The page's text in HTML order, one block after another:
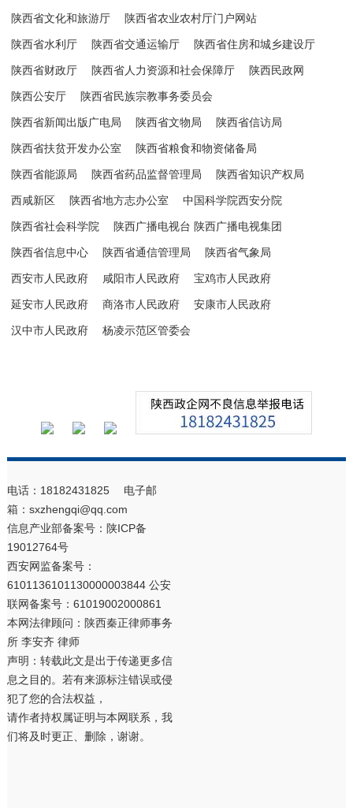
陕西省文化和旅游厅 陕西省农业农村厅门户网站
陕西省水利厅 陕西省交通运输厅 陕西省住房和城乡建设厅
陕西省财政厅 陕西省人力资源和社会保障厅 陕西民政网
陕西公安厅 陕西省民族宗教事务委员会
陕西省新闻出版广电局 陕西省文物局 陕西省信访局
陕西省扶贫开发办公室 陕西省粮食和物资储备局
陕西省能源局 陕西省药品监督管理局 陕西省知识产权局
西咸新区 陕西省地方志办公室 中国科学院西安分院
陕西省社会科学院 陕西广播电视台 陕西广播电视集团
陕西省信息中心 陕西省通信管理局 陕西省气象局
西安市人民政府 咸阳市人民政府 宝鸡市人民政府
延安市人民政府 商洛市人民政府 安康市人民政府
汉中市人民政府 杨凌示范区管委会
电话：18182431825 电子邮
箱：sxzhengqi@qq.com
信息产业部备案号： 陕ICP备
19012764号
西安网监备案号：
6101136101130000003844 公安
联网备案号：61019002000861
本网法律顾问：陕西秦正律师事务
所 李安齐 律师
声明：转载此文是出于传递更多信
息之目的。若有来源标注错误或侵
犯了您的合法权益，
请作者持权属证明与本网联系，我
们将及时更正、删除，谢谢。